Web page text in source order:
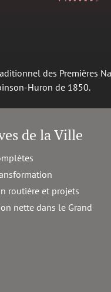
des Premières
Huron de 1850.
de la Ville
routière et projets
nette dans le Grand